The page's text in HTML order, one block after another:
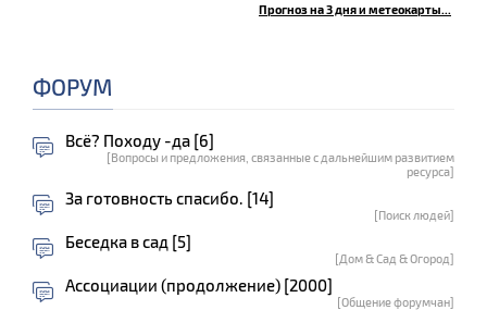
Прогноз на 3 дня и метеокарты...
ФОРУМ
Всё? Походу -да [6]
[Вопросы и предложения, связанные с дальнейшим развитием
ресурса]
За готовность спасибо. [14]
[Поиск людей]
Беседка в сад [5]
[Дом & Сад & Огород]
Ассоциации (продолжение) [2000]
[Общение форумчан]